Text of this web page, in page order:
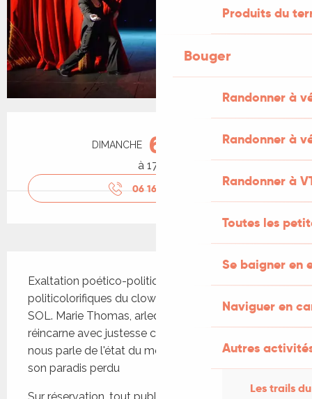
Produits du
Bouger
Randonner à
Randonner à
Randonner à
Toutes les
Se baigner en
Naviguer en
Autres
Les trails
Ouverture et coordonnées
DIMANCHE 6 SEPTEMBRE
à 17:00
06 16 06 06
Exaltation poético-politique ! D'après les textes
politicolorifiques du clown philosophe québécois
SOL. Marie Thomas, arlequine funambule,
réincarne avec justesse ce jongleur de mots qui
nous parle de l'état du monde, de l'homme, de
son paradis perdu
Sur réservation, tout public